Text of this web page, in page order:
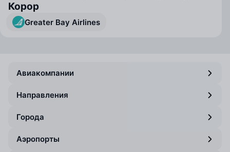
Корор
Greater Bay Airlines
Авиакомпании
Направления
Города
Аэропорты